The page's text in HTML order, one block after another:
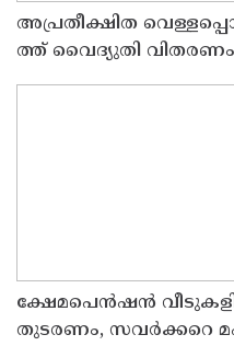
അ​പ്ര​തീ​ക്ഷി​ത
ത്ത് വൈ​ദ്യു​തി വി​ത​ര​ണം
കോൺസെൻട്രേറ്റർ
ക്ഷേമപെൻഷൻ
തുടരണം, സവർക്കറെ